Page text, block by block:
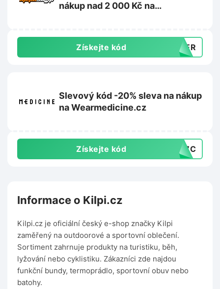
nákup nad 2 000 Kč na
Získejte kód MMER
Slevový kód -20% sleva na nákup
na Wearmedicine.cz
Získejte kód EC7C
Informace o Kilpi.cz
Kilpi.cz je oficiální český e-shop značky Kilpi
zaměřený na outdoorové a sportovní oblečení.
Sortiment zahrnuje produkty na turistiku, běh,
lyžování nebo cyklistiku. Zákazníci zde najdou
funkční bundy, termoprádlo, sportovní obuv nebo
batohy.